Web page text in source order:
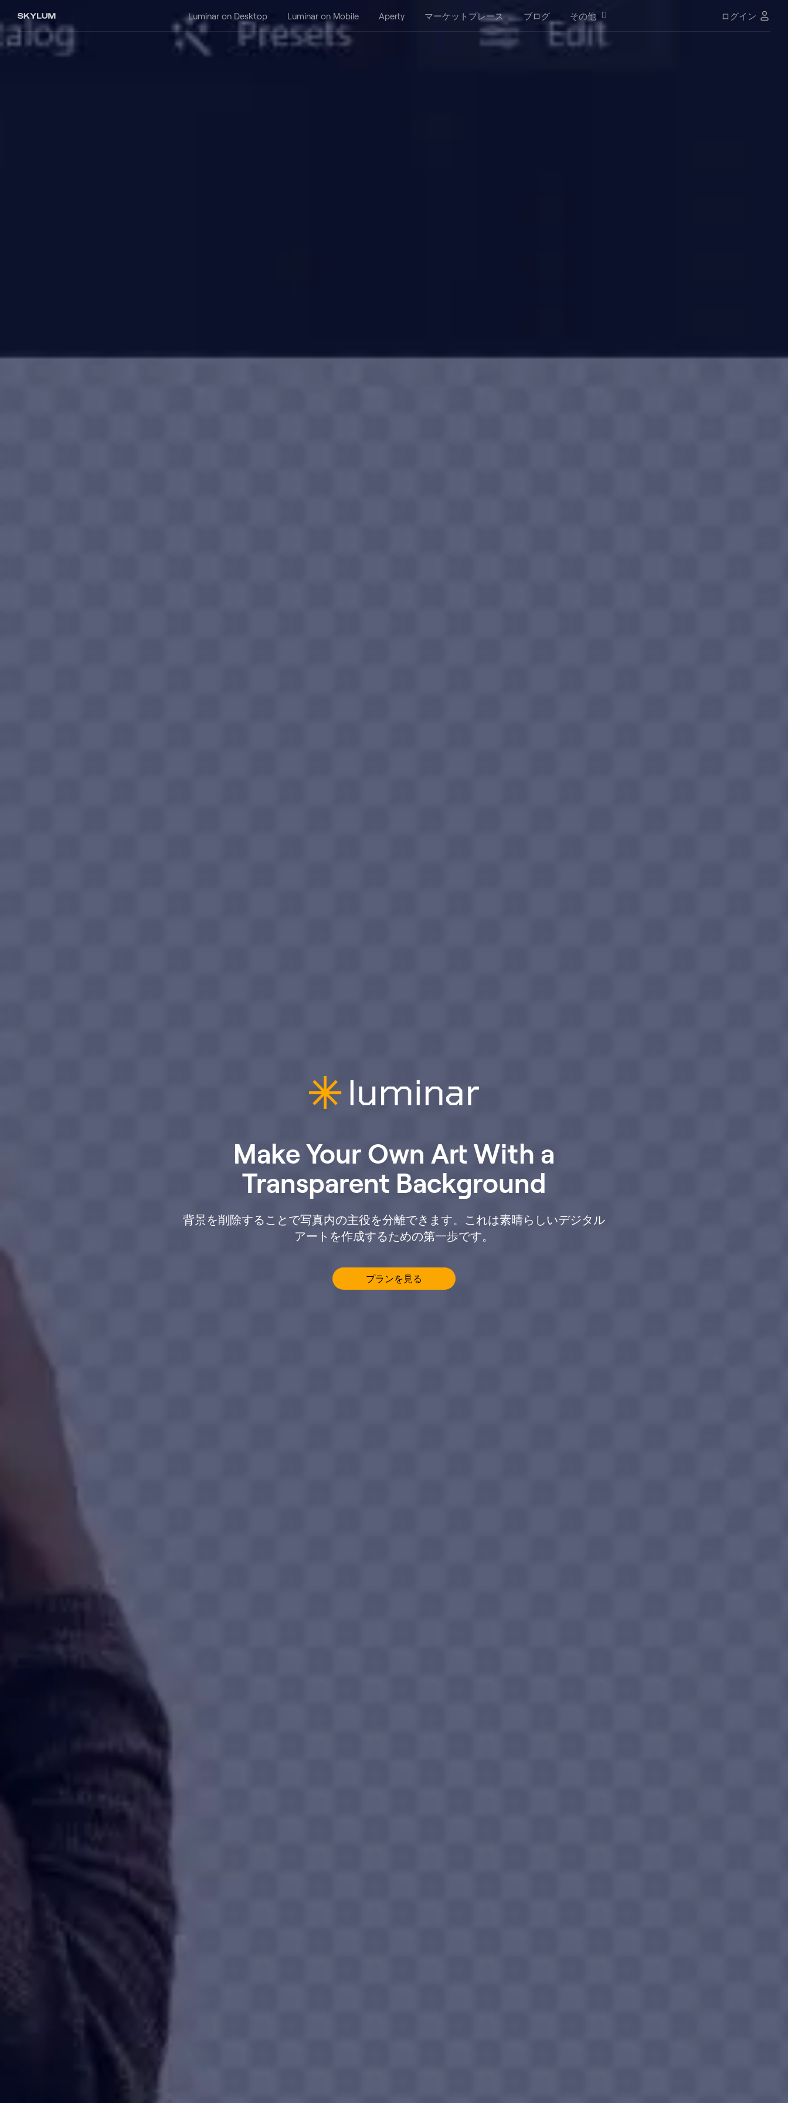
Luminar on Desktop Luminar on Mobile Aperty マーケットプレース ブログ その他 ログイン
Make Your Own Art With a
Transparent Background
背景を削除することで写真内の主役を分離できます。これは素晴らしいデジタル
アートを作成するための第一歩です。
プランを見る